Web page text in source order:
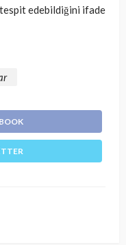
tespit edebildiğini ifade